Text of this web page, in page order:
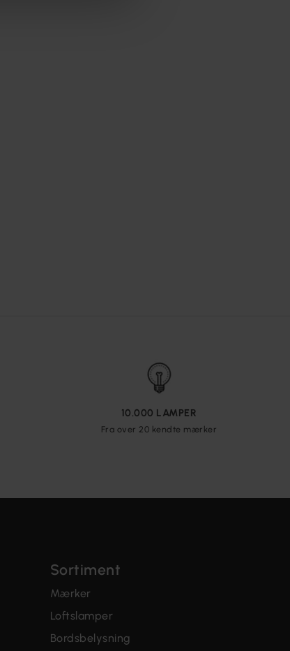
10.000 LAMPER
Fra over 20 kendte mærker
Sortiment
Mærker
Loftslamper
Bordsbelysning